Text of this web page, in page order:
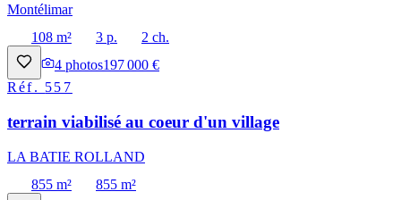
Montélimar
108 m²
3 p.
2 ch.
4 photos197 000 €
Réf. 557
terrain viabilisé au coeur d'un village
LA BATIE ROLLAND
855 m²
855 m²